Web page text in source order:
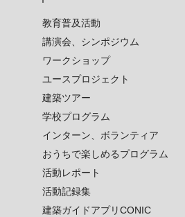
教育普及活動
講演会、シンポジウム
ワークショップ
ユースプロジェクト
建築ツアー
学校プログラム
インターン、ボランティア
おうちで楽しめるプログラム
活動レポート
活動記録集
建築ガイドアプリCONIC